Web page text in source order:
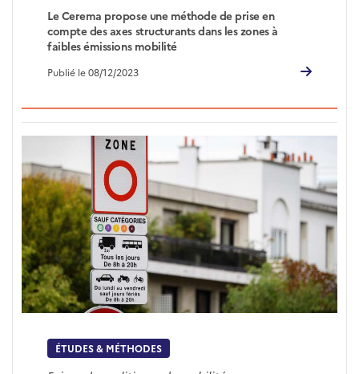
Le Cerema propose une méthode de prise en
compte des axes structurants dans les zones à
faibles émissions mobilité
Publié le 08/12/2023
ÉTUDES & MÉTHODES